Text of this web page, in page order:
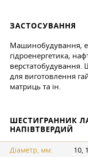
ЗАСТОСУВАННЯ
Машинобудування,
гідроенергетика,
верстатобудування.
для виготовлення
матриць та ін.
ШЕСТИГРАННИК
НАПІВТВЕРДИЙ
Діаметр, мм:
10,